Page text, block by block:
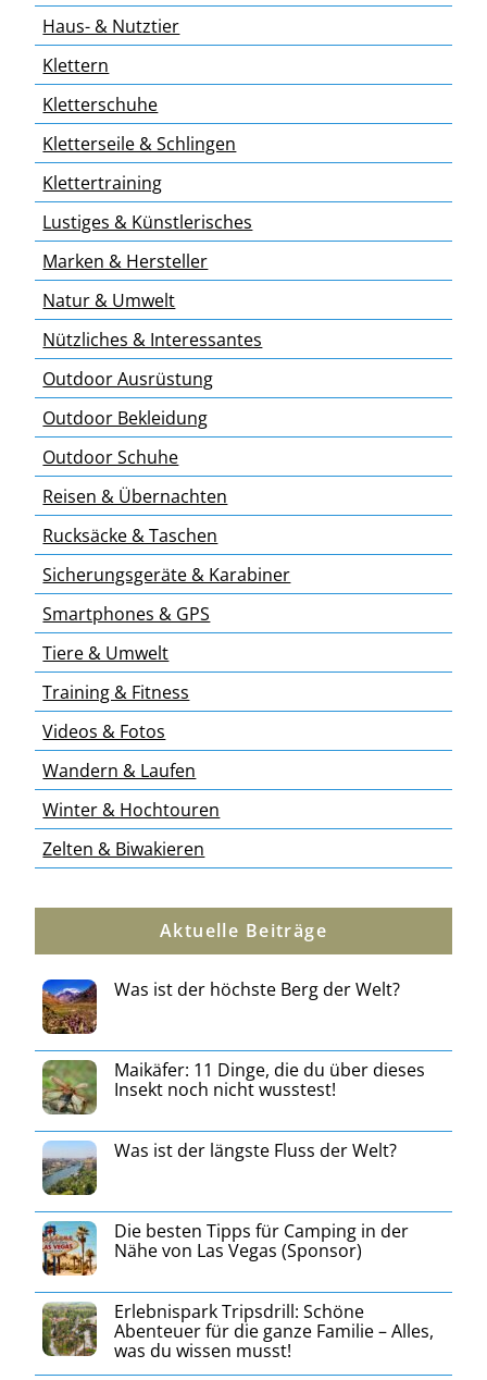
Haus- & Nutztier
Klettern
Kletterschuhe
Kletterseile & Schlingen
Klettertraining
Lustiges & Künstlerisches
Marken & Hersteller
Natur & Umwelt
Nützliches & Interessantes
Outdoor Ausrüstung
Outdoor Bekleidung
Outdoor Schuhe
Reisen & Übernachten
Rucksäcke & Taschen
Sicherungsgeräte & Karabiner
Smartphones & GPS
Tiere & Umwelt
Training & Fitness
Videos & Fotos
Wandern & Laufen
Winter & Hochtouren
Zelten & Biwakieren
Aktuelle Beiträge
Was ist der höchste Berg der Welt?
Maikäfer: 11 Dinge, die du über dieses
Insekt noch nicht wusstest!
Was ist der längste Fluss der Welt?
Die besten Tipps für Camping in der
Nähe von Las Vegas (Sponsor)
Erlebnispark Tripsdrill: Schöne
Abenteuer für die ganze Familie – Alles,
was du wissen musst!